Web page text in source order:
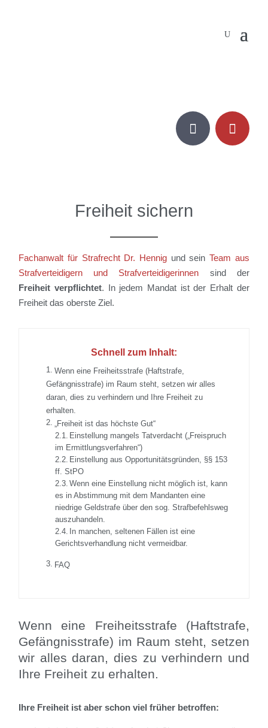
Freiheit sichern
Fachanwalt für Strafrecht Dr. Hennig und sein Team aus
Strafverteidigern und Strafverteidigerinnen sind der
Freiheit verpflichtet. In jedem Mandat ist der Erhalt der
Freiheit das oberste Ziel.
Schnell zum Inhalt:
Wenn eine Freiheitsstrafe (Haftstrafe,
Gefängnisstrafe) im Raum steht, setzen wir alles
daran, dies zu verhindern und Ihre Freiheit zu
erhalten.
„Freiheit ist das höchste Gut“
Einstellung mangels Tatverdacht („Freispruch
im Ermittlungsverfahren“)
Einstellung aus Opportunitätsgründen, §§ 153
ff. StPO
Wenn eine Einstellung nicht möglich ist, kann
es in Abstimmung mit dem Mandanten eine
niedrige Geldstrafe über den sog. Strafbefehlsweg
auszuhandeln.
In manchen, seltenen Fällen ist eine
Gerichtsverhandlung nicht vermeidbar.
FAQ
Wenn eine Freiheitsstrafe (Haftstrafe,
Gefängnisstrafe) im Raum steht, setzen
wir alles daran, dies zu verhindern und
Ihre Freiheit zu erhalten.
Ihre Freiheit ist aber schon viel früher betroffen: